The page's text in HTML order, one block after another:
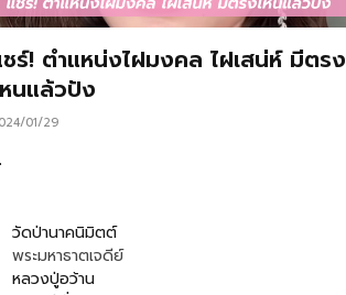
ร์! ตำแหน่งไฝมงคล ไฝเสน่ห์ มีตรง
นแล้วปัง
01/29
วัดป่านาคนิมิตต์
พระมหาธาตเจดีย์
หลวงปู่อว้าน